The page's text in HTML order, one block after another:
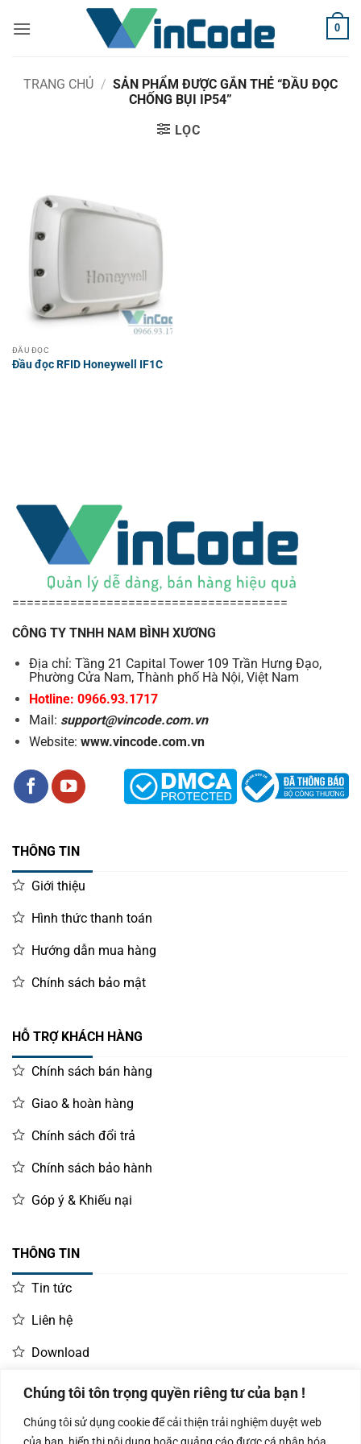
Chúng tôi tôn trọng quyền riêng tư của bạn !
Chúng tôi sử dụng cookie để cải thiện trải nghiệm duyệt web
của bạn, hiển thị nội dung hoặc quảng cáo được cá nhân hóa
qua
0
TRANG CHỦ / SẢN PHẨM ĐƯỢC GẮN THẺ “ĐẦU ĐỌC
CHỐNG BỤI IP54”
LỌC
ĐẦU ĐỌC
Đầu đọc RFID Honeywell IF1C
======================================
CÔNG TY TNHH NAM BÌNH XƯƠNG
Địa chỉ: Tầng 21 Capital Tower 109 Trần Hưng Đạo,
Phường Cửa Nam, Thành phố Hà Nội, Việt Nam
Hotline: 0966.93.1717
Mail: support@vincode.com.vn
Website: www.vincode.com.vn
THÔNG TIN
Giới thiệu
Hình thức thanh toán
Hướng dẫn mua hàng
Chính sách bảo mật
HỖ TRỢ KHÁCH HÀNG
Chính sách bán hàng
Giao & hoàn hàng
Chính sách đổi trả
Chính sách bảo hành
Góp ý & Khiếu nại
THÔNG TIN
Tin tức
Liên hệ
Download
LIÊN HỆ MUA HÀNG